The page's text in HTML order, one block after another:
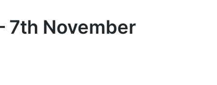
7th November